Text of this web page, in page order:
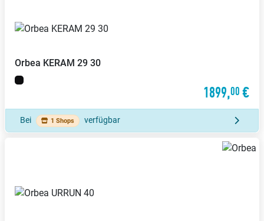
Orbea KERAM 29 30
1899,00 €
Bei 1 Shops verfügbar